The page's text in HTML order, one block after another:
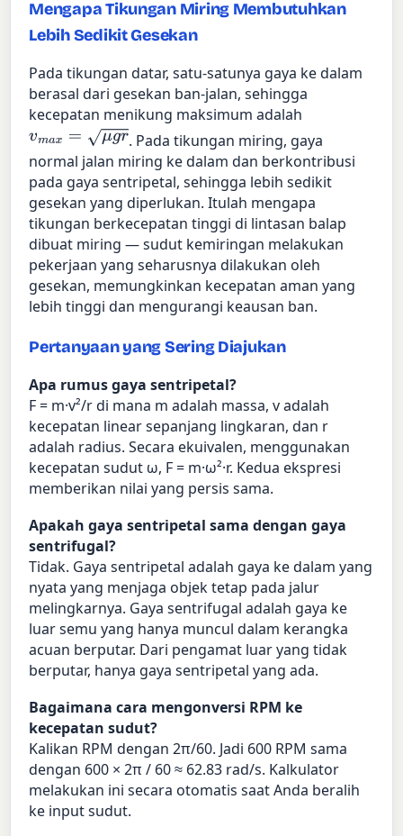
Mengapa Tikungan Miring Membutuhkan
Lebih Sedikit Gesekan
Pada tikungan datar, satu-satunya gaya ke dalam
berasal dari gesekan ban-jalan, sehingga
kecepatan menikung maksimum adalah
vmax =μ gr
. Pada tikungan miring, gaya
normal jalan miring ke dalam dan berkontribusi
pada gaya sentripetal, sehingga lebih sedikit
gesekan yang diperlukan. Itulah mengapa
tikungan berkecepatan tinggi di lintasan balap
dibuat miring — sudut kemiringan melakukan
pekerjaan yang seharusnya dilakukan oleh
gesekan, memungkinkan kecepatan aman yang
lebih tinggi dan mengurangi keausan ban.
Pertanyaan yang Sering Diajukan
Apa rumus gaya sentripetal?
F = m·v²/r di mana m adalah massa, v adalah
kecepatan linear sepanjang lingkaran, dan r
adalah radius. Secara ekuivalen, menggunakan
kecepatan sudut ω, F = m·ω²·r. Kedua ekspresi
memberikan nilai yang persis sama.
Apakah gaya sentripetal sama dengan gaya
sentrifugal?
Tidak. Gaya sentripetal adalah gaya ke dalam yang
nyata yang menjaga objek tetap pada jalur
melingkarnya. Gaya sentrifugal adalah gaya ke
luar semu yang hanya muncul dalam kerangka
acuan berputar. Dari pengamat luar yang tidak
berputar, hanya gaya sentripetal yang ada.
Bagaimana cara mengonversi RPM ke
kecepatan sudut?
Kalikan RPM dengan 2π/60. Jadi 600 RPM sama
dengan 600 × 2π / 60 ≈ 62.83 rad/s. Kalkulator
melakukan ini secara otomatis saat Anda beralih
ke input sudut.